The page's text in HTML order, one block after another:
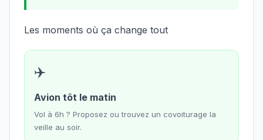
Les moments où ça change tout
✈️
Avion tôt le matin
Vol à 6h ? Proposez ou trouvez un covoiturage la
veille au soir.